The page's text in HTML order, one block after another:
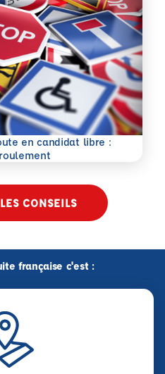
en candidat libre :
CONSEILS
française c'est :